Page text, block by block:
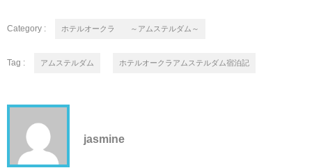
Category : ホテルオークラ ～アムステルダム～
Tag : アムステルダム ホテルオークラアムステルダム宿泊記
jasmine